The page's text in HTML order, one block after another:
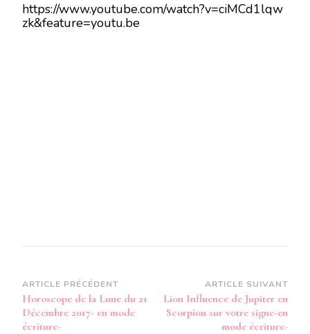
LA
LUNE
https://www.youtube.com/watch?v=ciMCd1lqw
zk&feature=youtu.be
Navigation
d’article
ARTICLE PRÉCÉDENT
Horoscope de la Lune du 21
Décembre 2017- en mode
écriture-
ARTICLE SUIVANT
Lion Influence de Jupiter en
Scorpion sur votre signe-en
mode écriture-